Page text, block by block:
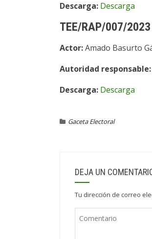
Descarga: Descarga
TEE/RAP/007/2023
Actor:Amado Basurto
Autoridad responsable:
Descarga: Descarga
Gaceta Electoral
DEJA UN
Tu dirección de correo